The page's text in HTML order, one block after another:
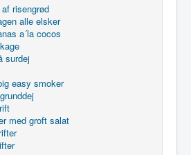
risengrød
alle elsker
a´la cocos
surdej
easy smoker
med groft salat